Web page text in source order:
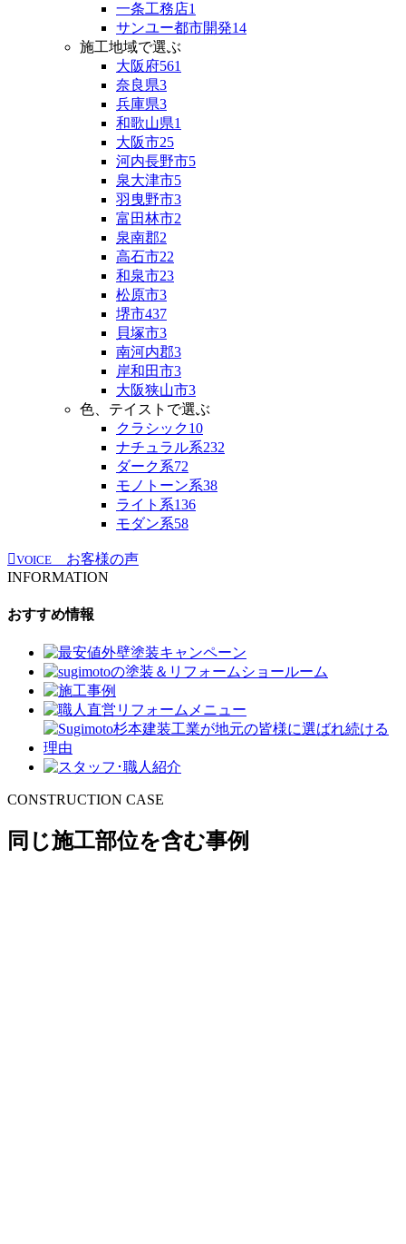
一条工務店1
サンユー都市開発14
施工地域で選ぶ
大阪府561
奈良県3
兵庫県3
和歌山県1
大阪市25
河内長野市5
泉大津市5
羽曳野市3
富田林市2
泉南郡2
高石市22
和泉市23
松原市3
堺市437
貝塚市3
南河内郡3
岸和田市3
大阪狭山市3
色、テイストで選ぶ
クラシック10
ナチュラル系232
ダーク系72
モノトーン系38
ライト系136
モダン系58
VOICE
お客様の声
INFORMATION
おすすめ情報
CONSTRUCTION CASE
同じ施工部位を含む事例